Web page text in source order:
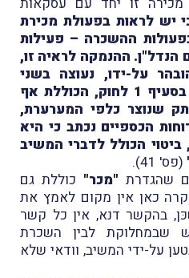
יש לראות בפעולת מכירת
ההשכרה – פעילות
הנדל"ן. ההנמקה לראיה זו,
על-ידו, נעוצה בשני
טעמים: א. הגדרת 'מכר' בסעיף 1 לחוק, הכוללת אף
שנוצר כלפי המערערת,
זאת שבביאור 1 לדוחות הכספיים נכתב כי היא
הכולל לדברי המשיב
(פס' 41).
שהגדרת "מכר" כוללת גם
כאן אין מקום לאמץ את
בהקשר דנא, אין כל קשר
שבמחלוקת לבין השכרת
על-ידי המשיב, וודאי שלא